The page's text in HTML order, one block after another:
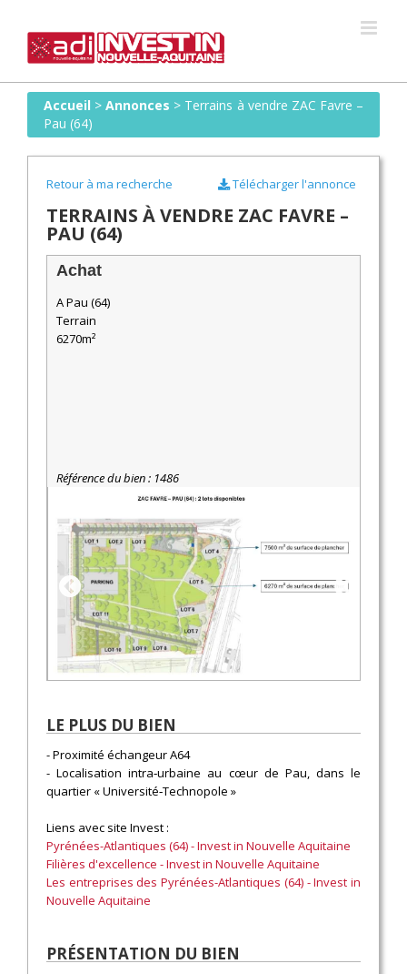
content
Accueil >Annonces > Terrains à vendre ZAC Favre –
Pau (64)
Retour à ma recherche
TERRAINS À VENDRE ZAC FAVRE –
PAU (64)
Télécharger l'annonce
Achat
A Pau (64)
Terrain
6270m²
Référence du bien : 1486
LE PLUS DU BIEN
- Proximité échangeur A64
- Localisation intra‑urbaine au cœur de Pau, dans le
quartier « Université‑Technopole »
Liens avec site Invest :
Pyrénées-Atlantiques (64) - Invest in Nouvelle Aquitaine
Filières d'excellence - Invest in Nouvelle Aquitaine
Les entreprises des Pyrénées-Atlantiques (64) - Invest in
Nouvelle Aquitaine
PRÉSENTATION DU BIEN